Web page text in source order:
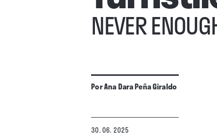
NEVER
PorAna Dara Peña Giraldo
30. 06. 2025